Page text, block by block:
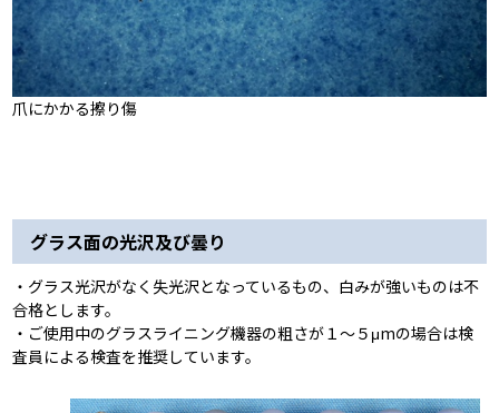
爪にかかる擦り傷
グラス面の光沢及び曇り
・グラス光沢がなく失光沢となっているもの、白みが強いものは不
合格とします。
・ご使用中のグラスライニング機器の粗さが１～５μmの場合は検
査員による検査を推奨しています。